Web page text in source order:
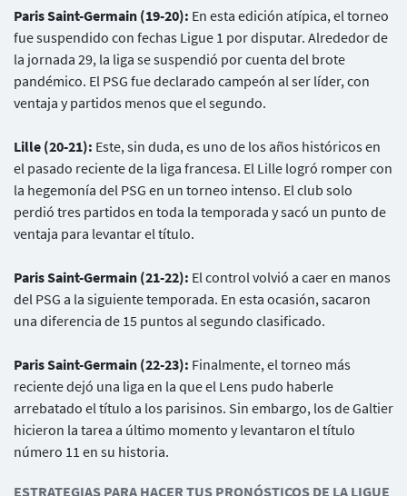
Paris Saint-Germain (19-20): En esta edición atípica, el torneo
fue suspendido con fechas Ligue 1 por disputar. Alrededor de
la jornada 29, la liga se suspendió por cuenta del brote
pandémico. El PSG fue declarado campeón al ser líder, con
ventaja y partidos menos que el segundo.
Lille (20-21): Este, sin duda, es uno de los años históricos en
el pasado reciente de la liga francesa. El Lille logró romper con
la hegemonía del PSG en un torneo intenso. El club solo
perdió tres partidos en toda la temporada y sacó un punto de
ventaja para levantar el título.
Paris Saint-Germain (21-22): El control volvió a caer en manos
del PSG a la siguiente temporada. En esta ocasión, sacaron
una diferencia de 15 puntos al segundo clasificado.
Paris Saint-Germain (22-23): Finalmente, el torneo más
reciente dejó una liga en la que el Lens pudo haberle
arrebatado el título a los parisinos. Sin embargo, los de Galtier
hicieron la tarea a último momento y levantaron el título
número 11 en su historia.
ESTRATEGIAS PARA HACER TUS PRONÓSTICOS DE LA LIGUE